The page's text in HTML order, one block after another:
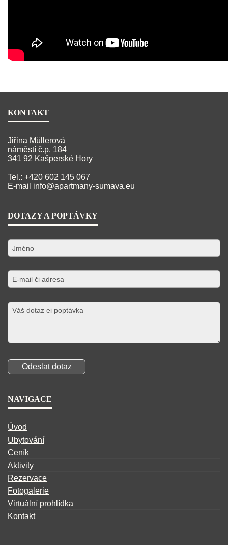
KONTAKT
Jiřina Müllerová
náměstí č.p. 184
341 92 Kašperské Hory
Tel.: +420 602 145 067
E-mail info@apartmany-sumava.eu
DOTAZY A POPTÁVKY
NAVIGACE
Úvod
Ubytování
Ceník
Aktivity
Rezervace
Fotogalerie
Virtuální prohlídka
Kontakt